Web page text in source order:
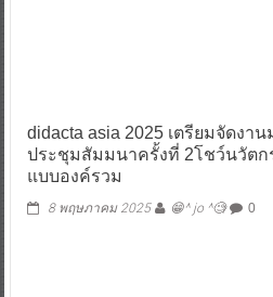
didacta asia 2025 เตรียมจัดงา
ประชุมสัมมนาครั้งที่ 2โชว์นวัตก
แบบองค์รวม
8 พฤษภาคม 2025 😁^ jo ^🧐 0